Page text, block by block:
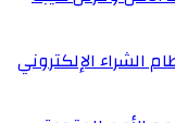
الشراء الإلكتروني